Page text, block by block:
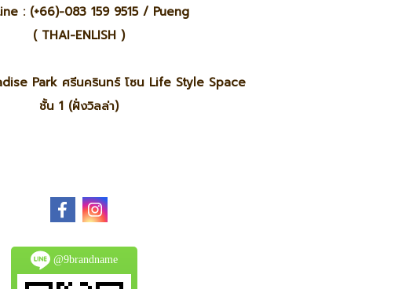
: (+66)-083 159 9515 / Pueng
( THAI-ENLISH )
Park ศรีนครินทร์ โซน Life Style Space
ชั้น 1 (ฝั่งวิลล่า)
@9brandname